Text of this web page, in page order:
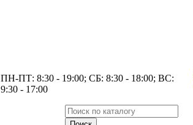
ПН-ПТ: 8:30 - 19:00; СБ: 8:30 - 18:00; ВС:
9:30 - 17:00